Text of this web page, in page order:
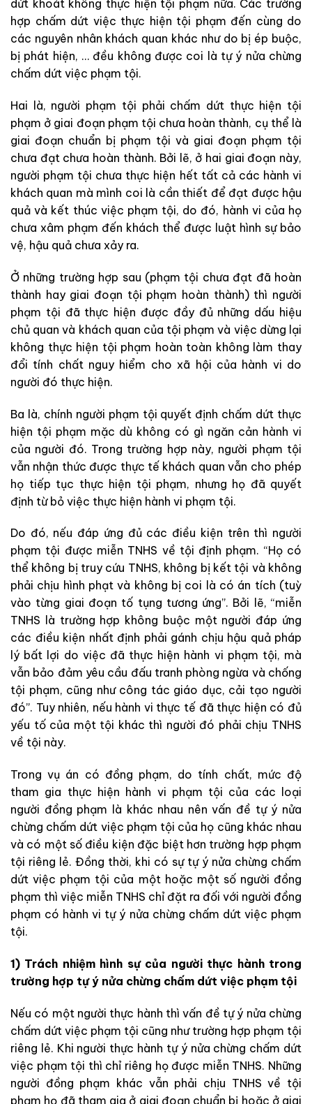
dứt khoát không thực hiện tội phạm nữa. Các trường
hợp chấm dứt việc thực hiện tội phạm đến cùng do
các nguyên nhân khách quan khác như do bị ép buộc,
bị phát hiện, … đều không được coi là tự ý nửa chừng
chấm dứt việc phạm tội.
Hai là, người phạm tội phải chấm dứt thực hiện tội
phạm ở giai đoạn phạm tội chưa hoàn thành, cụ thể là
giai đoạn chuẩn bị phạm tội và giai đoạn phạm tội
chưa đạt chưa hoàn thành. Bởi lẽ, ở hai giai đoạn này,
người phạm tội chưa thực hiện hết tất cả các hành vi
khách quan mà mình coi là cần thiết để đạt được hậu
quả và kết thúc việc phạm tội, do đó, hành vi của họ
chưa xâm phạm đến khách thể được luật hình sự bảo
vệ, hậu quả chưa xảy ra.
Ở những trường hợp sau (phạm tội chưa đạt đã hoàn
thành hay giai đoạn tội phạm hoàn thành) thì người
phạm tội đã thực hiện được đầy đủ những dấu hiệu
chủ quan và khách quan của tội phạm và việc dừng lại
không thực hiện tội phạm hoàn toàn không làm thay
đổi tính chất nguy hiểm cho xã hội của hành vi do
người đó thực hiện.
Ba là, chính người phạm tội quyết định chấm dứt thực
hiện tội phạm mặc dù không có gì ngăn cản hành vi
của người đó. Trong trường hợp này, người phạm tội
vẫn nhận thức được thực tế khách quan vẫn cho phép
họ tiếp tục thực hiện tội phạm, nhưng họ đã quyết
định từ bỏ việc thực hiện hành vi phạm tội.
Do đó, nếu đáp ứng đủ các điều kiện trên thì người
phạm tội được miễn TNHS về tội định phạm. “Họ có
thể không bị truy cứu TNHS, không bị kết tội và không
phải chịu hình phạt và không bị coi là có án tích (tuỳ
vào từng giai đoạn tố tụng tương ứng”. Bởi lẽ, “miễn
TNHS là trường hợp không buộc một người đáp ứng
các điều kiện nhất định phải gánh chịu hậu quả pháp
lý bất lợi do việc đã thực hiện hành vi phạm tội, mà
vẫn bảo đảm yêu cầu đấu tranh phòng ngừa và chống
tội phạm, cũng như công tác giáo dục, cải tạo người
đó”. Tuy nhiên, nếu hành vi thực tế đã thực hiện có đủ
yếu tố của một tội khác thì người đó phải chịu TNHS
về tội này.
Trong vụ án có đồng phạm, do tính chất, mức độ
tham gia thực hiện hành vi phạm tội của các loại
người đồng phạm là khác nhau nên vấn đề tự ý nửa
chừng chấm dứt việc phạm tội của họ cũng khác nhau
và có một số điều kiện đặc biệt hơn trường hợp phạm
tội riêng lẻ. Đồng thời, khi có sự tự ý nửa chừng chấm
dứt việc phạm tội của một hoặc một số người đồng
phạm thì việc miễn TNHS chỉ đặt ra đối với người đồng
phạm có hành vi tự ý nửa chừng chấm dứt việc phạm
tội.
1) Trách nhiệm hình sự của người thực hành trong
trường hợp tự ý nửa chừng chấm dứt việc phạm tội
Nếu có một người thực hành thì vấn đề tự ý nửa chừng
chấm dứt việc phạm tội cũng như trường hợp phạm tội
riêng lẻ. Khi người thực hành tự ý nửa chừng chấm dứt
việc phạm tội thì chỉ riêng họ được miễn TNHS. Những
người đồng phạm khác vẫn phải chịu TNHS về tội
phạm họ đã tham gia ở giai đoạn chuẩn bị hoặc ở giai